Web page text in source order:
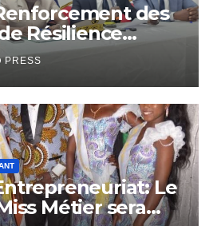
des
Résilience
PRESS
Le
Métier sera